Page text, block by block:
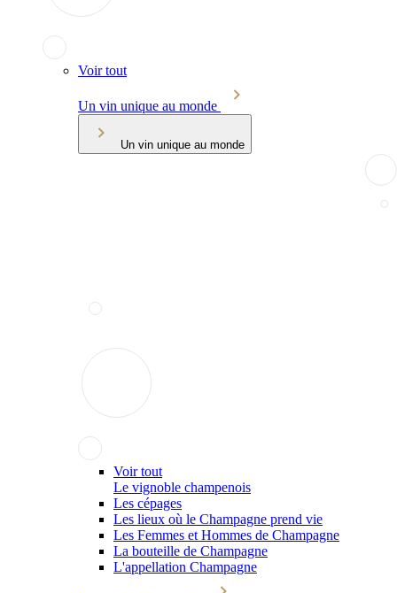
Voir tout
Un vin unique au monde
Un vin unique au monde
Voir tout
Le vignoble champenois
Les cépages
Les lieux où le Champagne prend vie
Les Femmes et Hommes de Champagne
La bouteille de Champagne
L'appellation Champagne